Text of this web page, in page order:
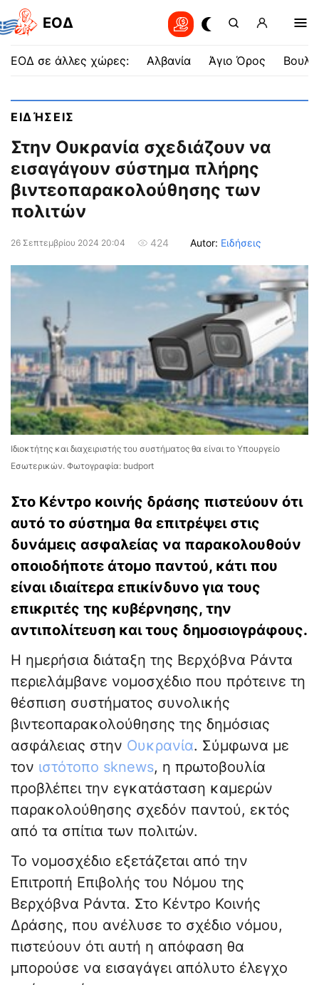
EOΔ
ΕΟΔ σε άλλες χώρες: Αλβανία Άγιο Όρος
ΕΙΔΉΣΕΙΣ
Στην Ουκρανία σχεδιάζουν να
εισαγάγουν σύστημα πλήρης
βιντεοπαρακολούθησης των
πολιτών
26 Σεπτεμβρίου 2024 20:04 424 Autor: Ειδήσεις
Ιδιοκτήτης και διαχειριστής του συστήματος θα είναι το Υπουργείο
Εσωτερικών. Φωτογραφία: budport
Στο Κέντρο κοινής δράσης πιστεύουν ότι
αυτό το σύστημα θα επιτρέψει στις
δυνάμεις ασφαλείας να παρακολουθούν
οποιοδήποτε άτομο παντού, κάτι που
είναι ιδιαίτερα επικίνδυνο για τους
επικριτές της κυβέρνησης, την
αντιπολίτευση και τους δημοσιογράφους.
Η ημερήσια διάταξη της Βερχόβνα Ράντα
περιελάμβανε νομοσχέδιο που πρότεινε τη
θέσπιση συστήματος συνολικής
βιντεοπαρακολούθησης της δημόσιας
ασφάλειας στην Ουκρανία. Σύμφωνα με
τον ιστότοπο sknews, η πρωτοβουλία
προβλέπει την εγκατάσταση καμερών
παρακολούθησης σχεδόν παντού, εκτός
από τα σπίτια των πολιτών.
Το νομοσχέδιο εξετάζεται από την
Επιτροπή Επιβολής του Νόμου της
Βερχόβνα Ράντα. Στο Κέντρο Κοινής
Δράσης, που ανέλυσε το σχέδιο νόμου,
πιστεύουν ότι αυτή η απόφαση θα
μπορούσε να εισαγάγει απόλυτο έλεγχο